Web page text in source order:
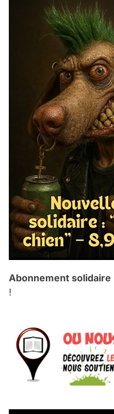
Abonnement solidaire
!